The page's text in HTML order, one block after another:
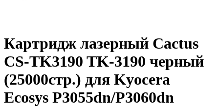
Картридж лазерный Cactus
CS-TK3190 TK-3190 черный
(25000стр.) для Kyocera
Ecosys P3055dn/P3060dn